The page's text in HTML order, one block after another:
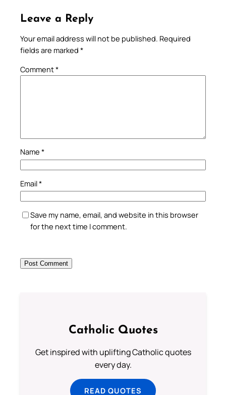
Leave a Reply
Your email address will not be published. Required
fields are marked *
Comment*
Name *
Email*
Save my name, email, and website in this browser
for the next time I comment.
Catholic Quotes
Get inspired with uplifting Catholic quotes
every day.
READ QUOTES